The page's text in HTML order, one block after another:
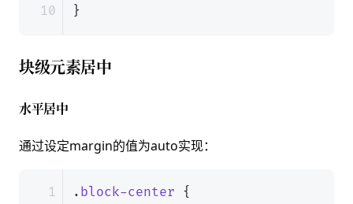
}
块级元素居中
水平居中
通过设定margin的值为auto实现：
. block-center
{